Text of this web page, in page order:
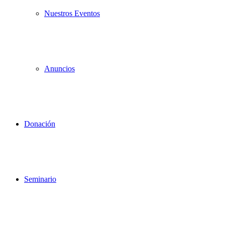
Nuestros Eventos
Anuncios
Donación
Seminario